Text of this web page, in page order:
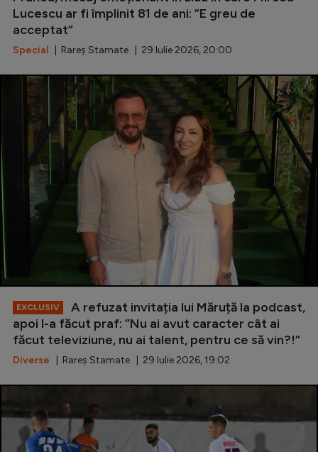
Lucescu ar fi împlinit 81 de ani: ”E greu de
acceptat”
Special | Rareș Stamate | 29 Iulie 2026, 20:00
EXCLUSIV
A refuzat invitația lui Măruță la podcast,
apoi l-a făcut praf: ”Nu ai avut caracter cât ai
făcut televiziune, nu ai talent, pentru ce să vin?!”
Diverse | Rareș Stamate | 29 Iulie 2026, 19:02